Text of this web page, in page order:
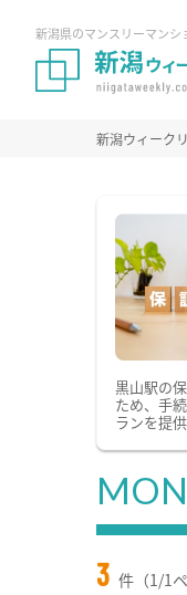
新潟県のマンスリーマン
新潟ウィーク
黒山駅の
ため、手
ランを提
3 件（1/1ペ